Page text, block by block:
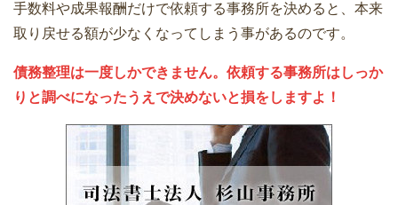
手数料や成果報酬だけで依頼する事務所を決めると、本来
取り戻せる額が少なくなってしまう事があるのです。
債務整理は一度しかできません。依頼する事務所はしっか
りと調べになったうえで決めないと損をしますよ！